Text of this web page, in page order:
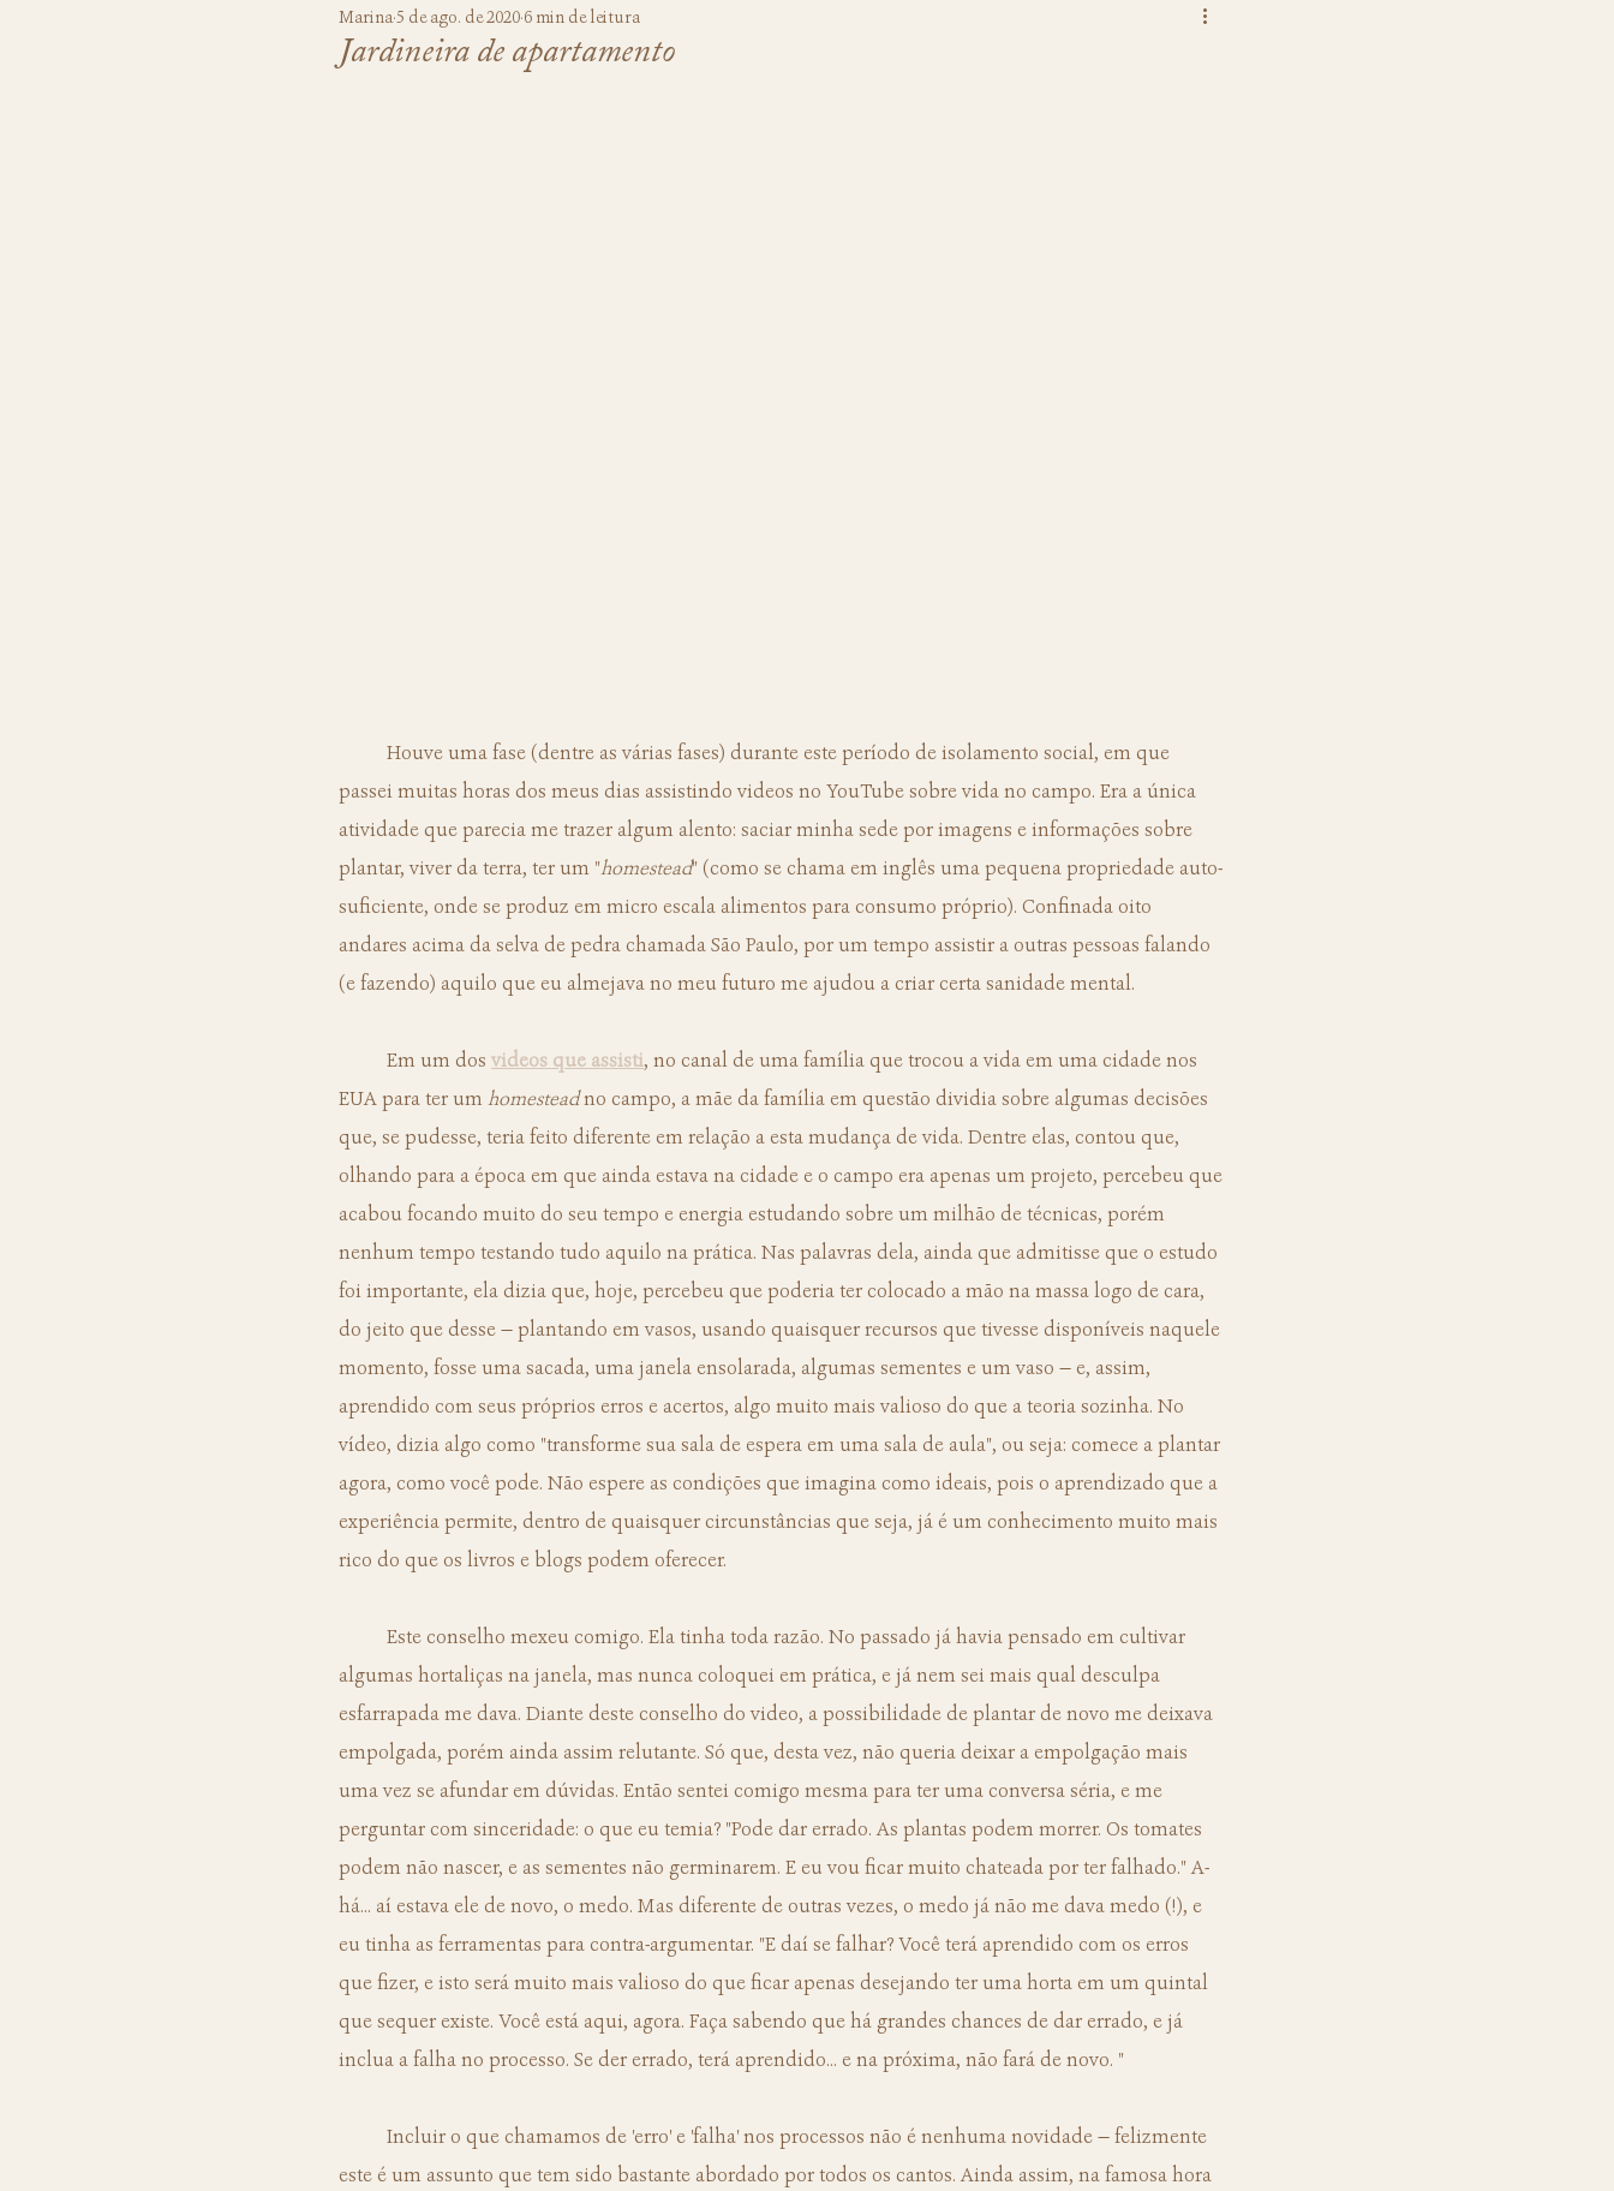
Jardineira de apartamento
Marina5 de ago. de 2020 6 min de leitura
passei muitas horas dos meus dias assistindo videos no YouTube sobre vida no campo. Era a única
atividade que parecia me trazer algum alento: saciar minha sede por imagens e informações sobre
plantar, viver da terra, ter um "homestead" (como se chama em inglês uma pequena propriedade auto-
suficiente, onde se produz em micro escala alimentos para consumo próprio). Confinada oito
andares acima da selva de pedra chamada São Paulo, por um tempo assistir a outras pessoas falando
(e fazendo) aquilo que eu almejava no meu futuro me ajudou a criar certa sanidade mental.
	Em um dos
videos que assisti, no canal de uma família que trocou a vida em uma cidade nos
EUA para ter um homestead no campo, a mãe da família em questão dividia sobre algumas decisões
que, se pudesse, teria feito diferente em relação a esta mudança de vida. Dentre elas, contou que,
olhando para a época em que ainda estava na cidade e o campo era apenas um projeto, percebeu que
acabou focando muito do seu tempo e energia estudando sobre um milhão de técnicas, porém
nenhum tempo testando tudo aquilo na prática. Nas palavras dela, ainda que admitisse que o estudo
foi importante, ela dizia que, hoje, percebeu que poderia ter colocado a mão na massa logo de cara,
do jeito que desse — plantando em vasos, usando quaisquer recursos que tivesse disponíveis naquele
momento, fosse uma sacada, uma janela ensolarada, algumas sementes e um vaso — e, assim,
aprendido com seus próprios erros e acertos, algo muito mais valioso do que a teoria sozinha. No
vídeo, dizia algo como "transforme sua sala de espera em uma sala de aula", ou seja: comece a plantar
agora, como você pode. Não espere as condições que imagina como ideais, pois o aprendizado que a
experiência permite, dentro de quaisquer circunstâncias que seja, já é um conhecimento muito mais
rico do que os livros e blogs podem oferecer.
algumas hortaliças na janela, mas nunca coloquei em prática, e já nem sei mais qual desculpa
esfarrapada me dava. Diante deste conselho do video, a possibilidade de plantar de novo me deixava
empolgada, porém ainda assim relutante. Só que, desta vez, não queria deixar a empolgação mais
uma vez se afundar em dúvidas. Então sentei comigo mesma para ter uma conversa séria, e me
perguntar com sinceridade: o que eu temia? "Pode dar errado. As plantas podem morrer. Os tomates
podem não nascer, e as sementes não germinarem. E eu vou ficar muito chateada por ter falhado." A-
há... aí estava ele de novo, o medo. Mas diferente de outras vezes, o medo já não me dava medo (!), e
eu tinha as ferramentas para contra-argumentar. "E daí se falhar? Você terá aprendido com os erros
que fizer, e isto será muito mais valioso do que ficar apenas desejando ter uma horta em um quintal
que sequer existe. Você está aqui, agora. Faça sabendo que há grandes chances de dar errado, e já
inclua a falha no processo. Se der errado, terá aprendido... e na próxima, não fará de novo. "
este é um assunto que tem sido bastante abordado por todos os cantos. Ainda assim, na famosa hora